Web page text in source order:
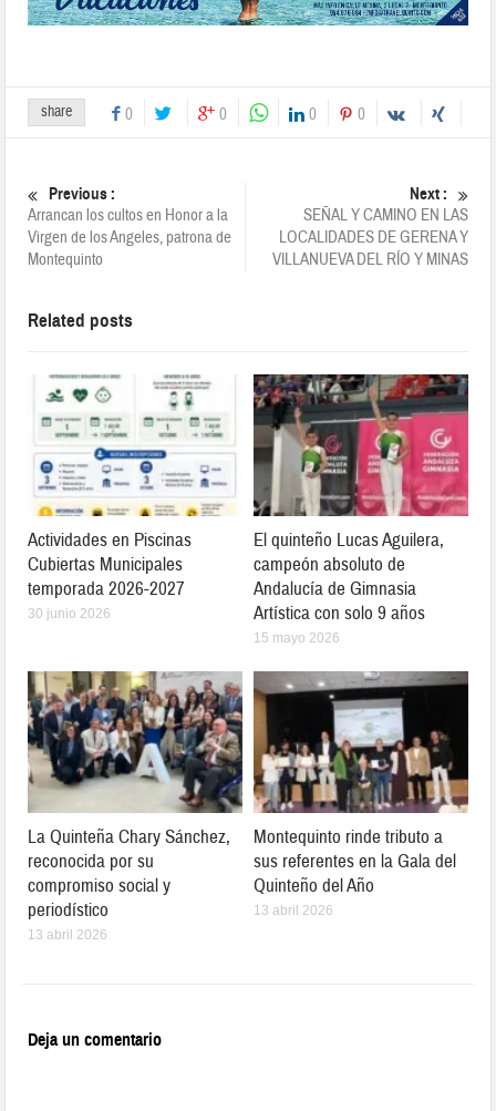
share 0 0 0 0
Previous :
Arrancan los cultos en Honor a la
Virgen de los Angeles, patrona de
Montequinto
Next :
SEÑAL Y CAMINO EN LAS
LOCALIDADES DE GERENA Y
VILLANUEVA DEL RÍO Y MINAS
Related posts
Actividades en Piscinas
Cubiertas Municipales
temporada 2026-2027
30 junio 2026
El quinteño Lucas Aguilera,
campeón absoluto de
Andalucía de Gimnasia
Artística con solo 9 años
15 mayo 2026
La Quinteña Chary Sánchez,
reconocida por su
compromiso social y
periodístico
13 abril 2026
Montequinto rinde tributo a
sus referentes en la Gala del
Quinteño del Año
13 abril 2026
Deja un comentario